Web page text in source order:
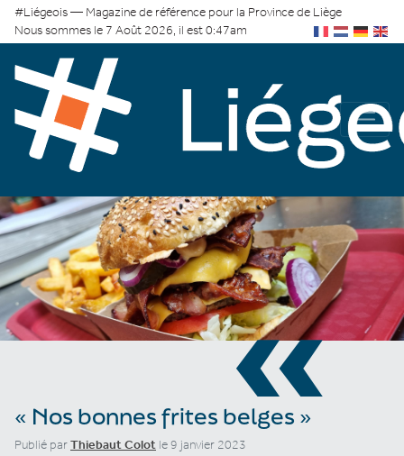
#Liégeois — Magazine de référence pour la Province de Liège
Nous sommes le 7 Août 2026, il est 0:47am
«
« Nos bonnes frites belges »
Publié parThiebaut Colot le 9 janvier 2023